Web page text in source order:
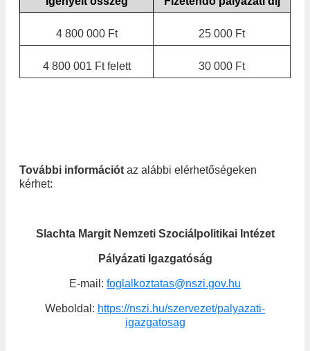
4 800 000 Ft 25 000 Ft
4 800 001 Ft felett 30 000 Ft
További információt az alábbi elérhetőségeken
kérhet:
Slachta Margit Nemzeti Szociálpolitikai Intézet
Pályázati Igazgatóság
E-mail: foglalkoztatas@nszi.gov.hu
Weboldal: https://nszi.hu/szervezet/palyazati-
igazgatosag